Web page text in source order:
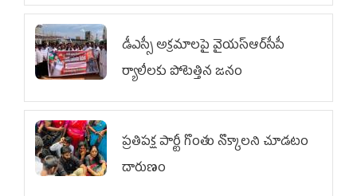
డీఎస్సీ అక్రమాలపై వైయ‌స్ఆర్‌సీపీ
ర్యాలీలకు పోటెత్తిన జనం
ప్రతిపక్ష పార్టీ గొంతు నొక్కాలని చూడటం
దారుణం